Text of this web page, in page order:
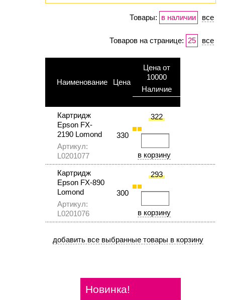
Товары: в наличии все
Товаров на странице: 25 все
Наименование Цена
Цена от
10000
Наличие
Картридж
Epson FX-
2190 Lomond
Артикул:
L0201077
330
322
Картридж
Epson FX-890
Lomond
Артикул:
L0201076
300
293
Новинка!